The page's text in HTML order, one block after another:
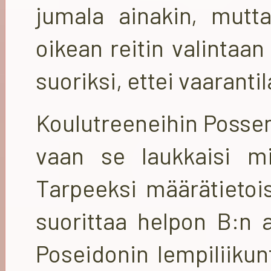
jumala ainakin,
oikean reitin
suoriksi, ettei
Koulutreeneihin
vaan se laukkaisi
Tarpeeksi
suorittaa helpon B:n
Poseidonin